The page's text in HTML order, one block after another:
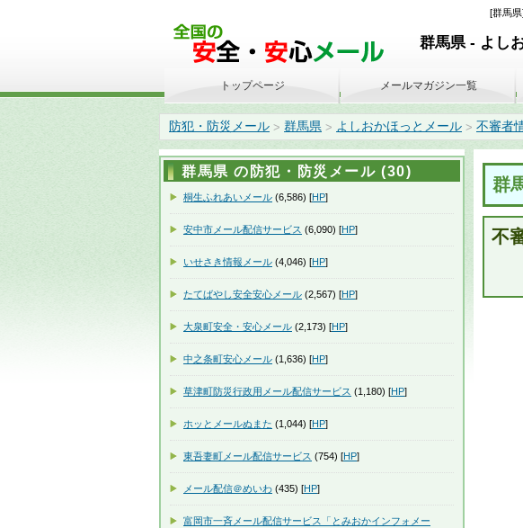
[群馬
群馬県 - よし
防犯・防災メール > 群馬県 > よしおかほっとメール > 不審者
群
不
トップページ メールマガジン一覧
群馬県 の防犯・防災メール (30)
桐生ふれあいメール (6,586) [HP]
安中市メール配信サービス (6,090) [HP]
いせさき情報メール (4,046) [HP]
たてばやし安全安心メール (2,567) [HP]
大泉町安全・安心メール (2,173) [HP]
中之条町安心メール (1,636) [HP]
草津町防災行政用メール配信サービス (1,180) [HP]
ホッとメールぬまた (1,044) [HP]
東吾妻町メール配信サービス (754) [HP]
メール配信＠めいわ (435) [HP]
富岡市一斉メール配信サービス「とみおかインフォメー